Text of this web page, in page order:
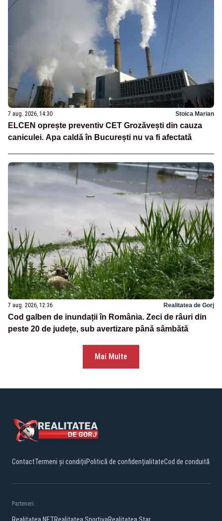
7 aug. 2026, 14:30 Stoica Marian
ELCEN oprește preventiv CET Grozăvești din cauza
caniculei. Apa caldă în București nu va fi afectată
7 aug. 2026, 12:36 Realitatea de Gorj
Cod galben de inundații în România. Zeci de râuri din
peste 20 de județe, sub avertizare până sâmbătă
Mai Multe
ContactTermeni și condițiiPolitică de confidențialitateCod de conduită
Parteneri: